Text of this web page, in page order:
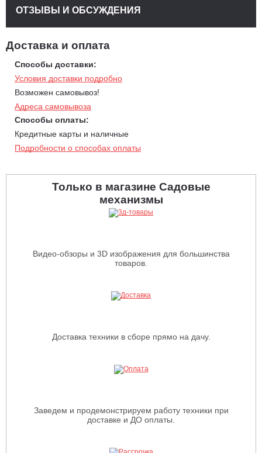
Доставка и оплата
Способы доставки:
Условия доставки подробно
Возможен самовывоз!
Адреса самовывоза
Способы оплаты:
Кредитные карты и наличные
Подробности о способах оплаты
ОТЗЫВЫ И ОБСУЖДЕНИЯ
Только в магазине Садовые
механизмы
Видео-обзоры и 3D изображения для большинства
товаров.
Доставка техники в сборе прямо на дачу.
Заведем и продемонстрируем работу техники при
доставке и ДО оплаты.